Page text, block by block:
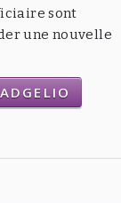
sont
une nouvelle